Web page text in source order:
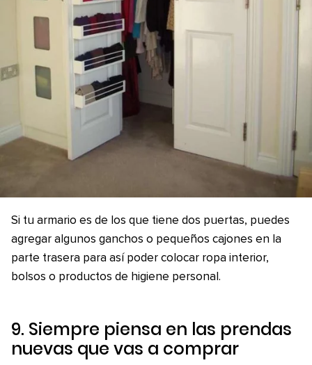
Si tu armario es de los que tiene dos puertas, puedes
agregar algunos ganchos o pequeños cajones en la
parte trasera para así poder colocar ropa interior,
bolsos o productos de higiene personal.
9. Siempre piensa en las prendas
nuevas que vas a comprar